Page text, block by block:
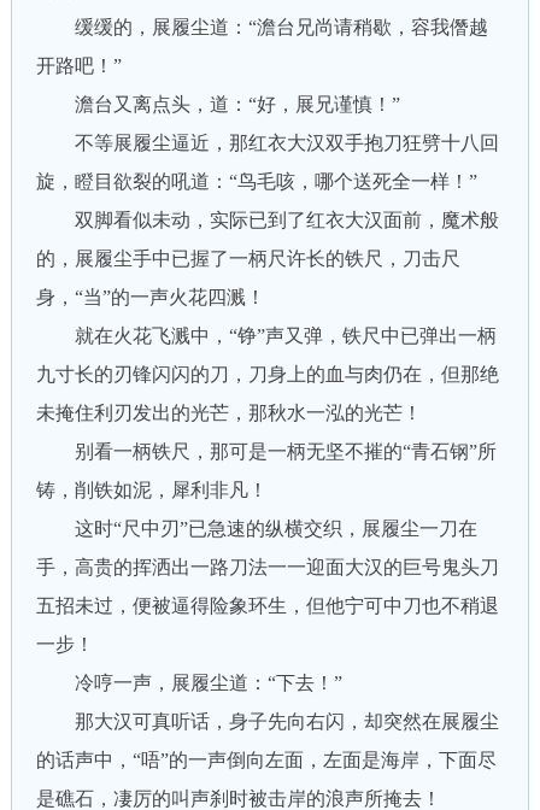
缓缓的，展履尘道：“澹台兄尚请稍歇，容我僭越
开路吧！”
澹台又离点头，道：“好，展兄谨慎！”
不等展履尘逼近，那红衣大汉双手抱刀狂劈十八回
旋，瞪目欲裂的吼道：“鸟毛咳，哪个送死全一样！”
双脚看似未动，实际已到了红衣大汉面前，魔术般
的，展履尘手中已握了一柄尺许长的铁尺，刀击尺
身，“当”的一声火花四溅！
就在火花飞溅中，“铮”声又弹，铁尺中已弹出一柄
九寸长的刃锋闪闪的刀，刀身上的血与肉仍在，但那绝
未掩住利刃发出的光芒，那秋水一泓的光芒！
别看一柄铁尺，那可是一柄无坚不摧的“青石钢”所
铸，削铁如泥，犀利非凡！
这时“尺中刃”已急速的纵横交织，展履尘一刀在
手，高贵的挥洒出一路刀法一一迎面大汉的巨号鬼头刀
五招未过，便被逼得险象环生，但他宁可中刀也不稍退
一步！
冷哼一声，展履尘道：“下去！”
那大汉可真听话，身子先向右闪，却突然在展履尘
的话声中，“唔”的一声倒向左面，左面是海岸，下面尽
是礁石，凄厉的叫声刹时被击岸的浪声所掩去！